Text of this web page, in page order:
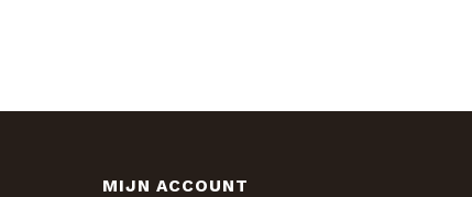
MIJN ACCOUNT